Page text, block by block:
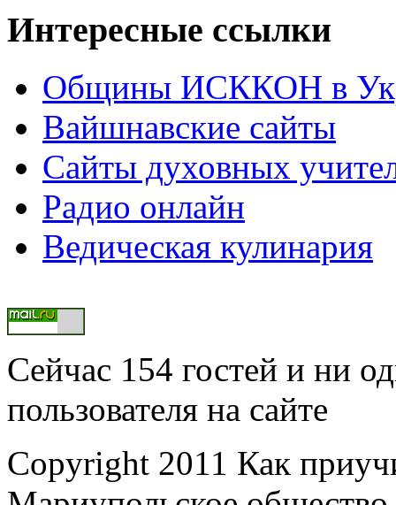
Интересные ссылки
Общины ИСККОН в
Вайшнавские сайты
Сайты духовных
Радио онлайн
Ведическая кулинария
Сейчас 154 гостей и ни
пользователя на сайте
Copyright 2011 Как